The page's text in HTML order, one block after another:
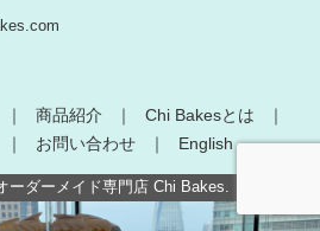
商品紹介
Chi Bakesとは
お問い合わせ English
ーダーメイド専門店 Chi Bakes.